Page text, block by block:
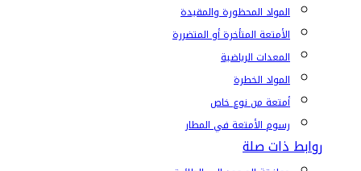
المواد المحظورة والمقيدة
الأمتعة المتأخرة أو المتضررة
المعدات الرياضية
المواد الخطرة
أمتعة من نوع خاص
رسوم الأمتعة في المطار
روابط ذات صلة